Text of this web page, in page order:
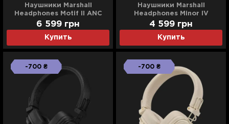
Наушники Marshall
Headphones Motif II ANC
(Black)
Купить
6 599 грн
Наушники Marshall
Headphones Minor IV
(Black)
Купить
4 599 грн
-700 ₴ -700 ₴